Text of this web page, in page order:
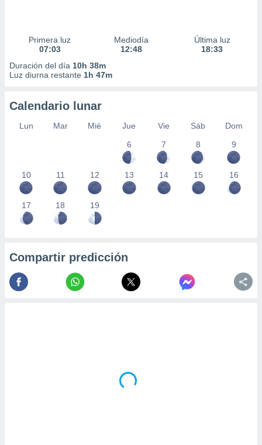
Primera luz
07:03
Mediodía
12:48
Última luz
18:33
Duración del día 10h 38m
Luz diurna restante 1h 47m
Calendario lunar
Lun Mar Mié Jue Vie Sáb
Dom
6
7 8 9
10 11 12 13 14 15 16
17 18 19
Compartir predicción